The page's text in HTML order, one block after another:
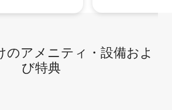
のア⁠メ⁠ニ⁠テ⁠ィ⁠・設⁠備⁠およ
び特⁠典